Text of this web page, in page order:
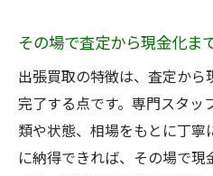
その場で査定から現金化ま
出張買取の特徴は、査定から
完了する点です。専門スタッ
類や状態、相場をもとに丁寧
に納得できれば、その場で現